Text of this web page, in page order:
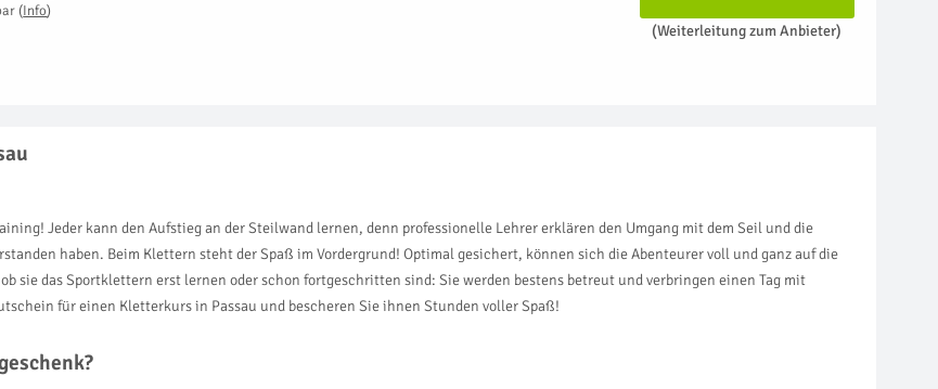
(Info)
(Weiterleitung zum Anbieter)
Jeder kann den Aufstieg an der Steilwand lernen, denn professionelle Lehrer erklären den Umgang mit dem Seil und die
haben. Beim Klettern steht der Spaß im Vordergrund! Optimal gesichert, können sich die Abenteurer voll und ganz auf die
sie das Sportklettern erst lernen oder schon fortgeschritten sind: Sie werden bestens betreut und verbringen einen Tag mit
für einen Kletterkurs in Passau und bescheren Sie ihnen Stunden voller Spaß!